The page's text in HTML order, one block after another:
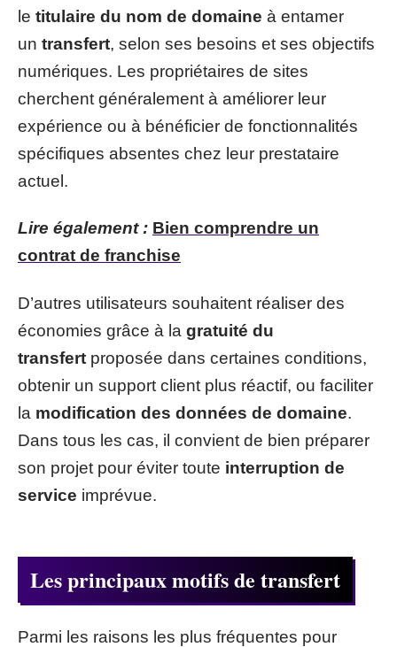
le titulaire du nom de domaine à entamer
un transfert, selon ses besoins et ses objectifs
numériques. Les propriétaires de sites
cherchent généralement à améliorer leur
expérience ou à bénéficier de fonctionnalités
spécifiques absentes chez leur prestataire
actuel.
Lire également : Bien comprendre un
contrat de franchise
D’autres utilisateurs souhaitent réaliser des
économies grâce à la gratuité du
transfert proposée dans certaines conditions,
obtenir un support client plus réactif, ou faciliter
la modification des données de domaine.
Dans tous les cas, il convient de bien préparer
son projet pour éviter toute interruption de
service imprévue.
Les principaux motifs de transfert
Parmi les raisons les plus fréquentes pour